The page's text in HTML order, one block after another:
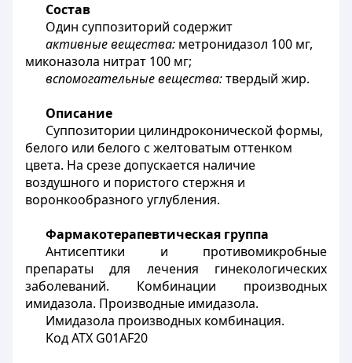
Состав
Один суппозиторий содержит
активные вещества: метронидазол 100 мг,
миконазола нитрат 100 мг;
вспомогательные вещества:твердый жир.
Описание
Суппозитории цилиндроконической формы,
белого или белого с желтоватым оттенком
цвета. На срезе допускается наличие
воздушного и пористого стержня и
воронкообразного углубления.
Фармакотерапевтическая группа
Антисептики и противомикробные
препараты для лечения гинекологических
заболеваний. Комбинации производных
имидазола. Производные имидазола.
Имидазола производных комбинация.
Kод АТХ G01AF20